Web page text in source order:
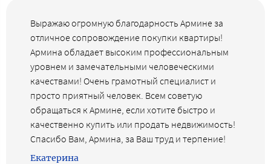
Выражаю огромную благодарность Армине за
отличное сопровождение покупки квартиры!
Армина обладает высоким профессиональным
уровнем и замечательными человеческими
качествами! Очень грамотный специалист и
просто приятный человек. Всем советую
обращаться к Армине, если хотите быстро и
качественно купить или продать недвижимость!
Спасибо Вам, Армина, за Ваш труд и терпение!
Екатерина